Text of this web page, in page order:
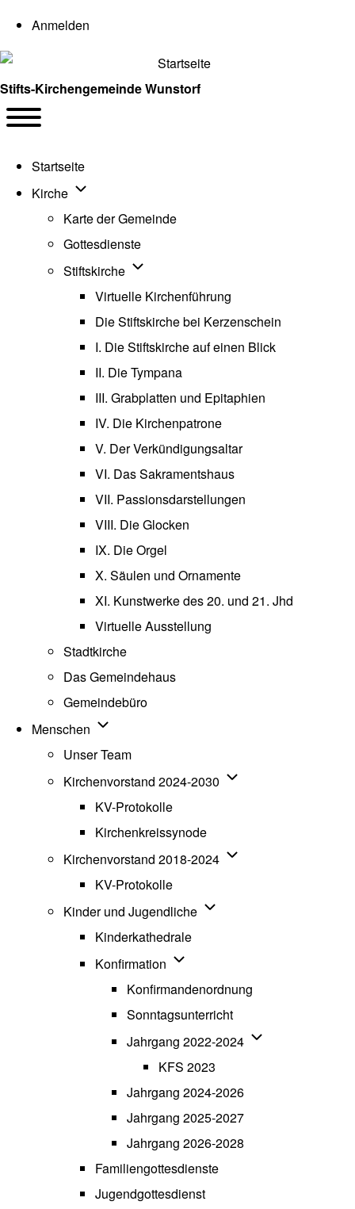
User account menu
Anmelden
Stifts-Kirchengemeinde Wunstorf
Navigation
Startseite
Kirche Unternavigation von Kirche
Karte der Gemeinde
Gottesdienste
Stiftskirche Unternavigation von Stiftskirche
Virtuelle Kirchenführung
Die Stiftskirche bei Kerzenschein
I. Die Stiftskirche auf einen Blick
II. Die Tympana
III. Grabplatten und Epitaphien
IV. Die Kirchenpatrone
V. Der Verkündigungsaltar
VI. Das Sakramentshaus
VII. Passionsdarstellungen
VIII. Die Glocken
IX. Die Orgel
X. Säulen und Ornamente
XI. Kunstwerke des 20. und 21. Jhd
Virtuelle Ausstellung
Stadtkirche
Das Gemeindehaus
Gemeindebüro
Menschen Unternavigation von Menschen
Unser Team
Kirchenvorstand 2024-2030 Unternavigation von
KV-Protokolle
Kirchenkreissynode
Kirchenvorstand 2018-2024 Unternavigation von
KV-Protokolle
Kinder und Jugendliche Unternavigation von
Kinderkathedrale
Konfirmation Unternavigation von
Konfirmandenordnung
Sonntagsunterricht
Jahrgang 2022-2024 Unternavigation
KFS 2023
Jahrgang 2024-2026
Jahrgang 2025-2027
Jahrgang 2026-2028
Familiengottesdienste
Jugendgottesdienst